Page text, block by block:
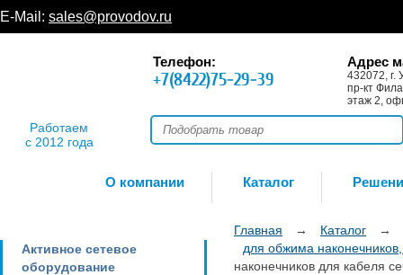
E-Mail: sales@provodov.ru
Работаем
с 2012 года
Телефон:
+7(8422)75-29-39
Адрес
432072, г.
пр-кт
этаж 2,
О компании Каталог
Активное сетевое
оборудование
Главная → Каталог
→
для обжима наконечников,
наконечников для кабеля